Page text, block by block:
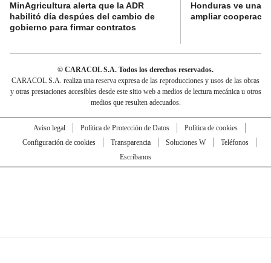
MinAgricultura alerta que la ADR
habilitó día despúes del cambio de
gobierno para firmar contratos
Honduras ve una
ampliar
© CARACOL S.A. Todos los derechos reservados.
CARACOL S.A. realiza una reserva expresa de las reproducciones y usos de las obras
y otras prestaciones accesibles desde este sitio web a medios de lectura mecánica u otros
medios que resulten adecuados.
Aviso legal Política de Protección de Datos
Política de cookies
Configuración de cookies
Transparencia Soluciones W
Teléfonos
Escríbanos